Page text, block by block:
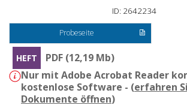
ID: 2642234
Probeseite
HEFT
PDF (12,19 Mb)
Nur mit Adobe Acrobat Reader
kostenlose Software - (erfahren
Dokumente öffnen)